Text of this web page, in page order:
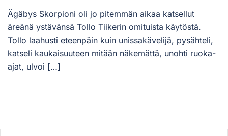
Ägäbys Skorpioni oli jo pitemmän aikaa katsellut
äreänä ystävänsä Tollo Tiikerin omituista käytöstä.
Tollo laahusti eteenpäin kuin unissakävelijä, pysähteli,
katseli kaukaisuuteen mitään näkemättä, unohti ruoka-
ajat, ulvoi […]